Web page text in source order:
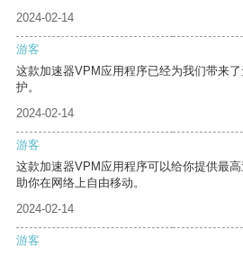
2024-02-14
游客
这款加速器VPM应用程序已经为我们带来
护。
2024-02-14
游客
这款加速器VPM应用程序可以给你提供最
助你在网络上自由移动。
2024-02-14
游客